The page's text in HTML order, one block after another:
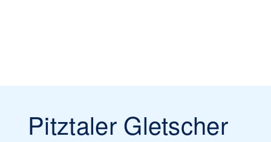
Pitztaler Gletscher